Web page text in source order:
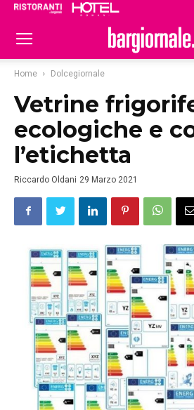
Home Dolcegiornale
Vetrine
ecologiche e
l’etichetta
Riccardo Oldani 29 Marzo 2021